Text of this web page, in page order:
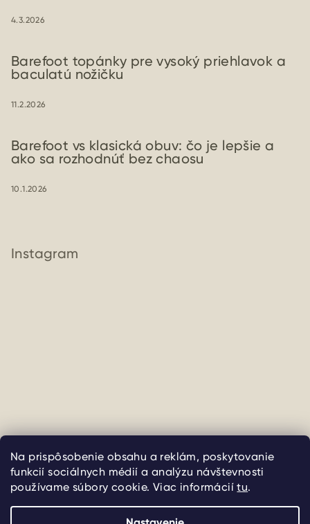
Na prispôsobenie obsahu a reklám, poskytovanie
funkcií sociálnych médií a analýzu návštevnosti
používame súbory cookie. Viac informáciítu.
4.3.2026
Barefoot topánky pre vysoký priehlavok a
baculatú nožičku
11.2.2026
Barefoot vs klasická obuv: čo je lepšie a
ako sa rozhodnúť bez chaosu
10.1.2026
Instagram
Sledovať na Instagrame
Copyright 2026uliate. Všetky práva vyhradené.